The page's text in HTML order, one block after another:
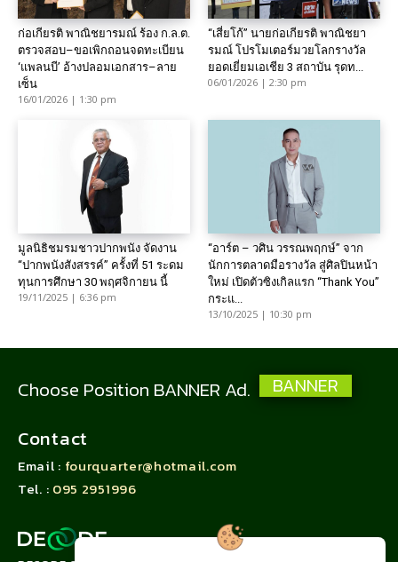
ก่อเกียรติ พาณิชยารมณ์ ร้อง ก.ล.ต.
ตรวจสอบ–ขอเพิกถอนจดทะเบียน
‘แพลนบี’ อ้างปลอมเอกสาร–ลาย
เซ็น
16/01/2026 | 1:30 pm
“เสี่ยโก้” นายก่อเกียรติ พาณิชยา
รมณ์ โปรโมเตอร์มวยโลกรางวัล
ยอดเยี่ยมเอเชีย 3 สถาบัน รุดท...
06/01/2026 | 2:30 pm
มูลนิธิชมรมชาวปากพนัง จัดงาน
“ปากพนังสังสรรค์” ครั้งที่ 51 ระดม
ทุนการศึกษา 30 พฤศจิกายน นี้
19/11/2025 | 6:36 pm
“อาร์ต – วศิน วรรณพฤกษ์” จาก
นักการตลาดมือรางวัล สู่ศิลปินหน้า
ใหม่ เปิดตัวซิงเกิลแรก “Thank You”
กระแ...
13/10/2025 | 10:30 pm
Choose Position BANNER Ad. BANNER
Contact
Email : fourquarter@hotmail.com
Tel. : 095 2951996